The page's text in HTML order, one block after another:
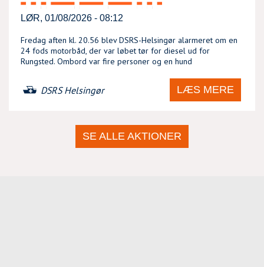
LØR, 01/08/2026 - 08:12
Fredag aften kl. 20.56 blev DSRS-Helsingør alarmeret om en
24 fods motorbåd, der var løbet tør for diesel ud for
Rungsted. Ombord var fire personer og en hund
DSRS Helsingør LÆS MERE
SE ALLE AKTIONER